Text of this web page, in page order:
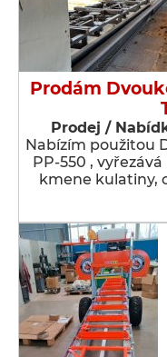
Prodám
Prodej /
Nabízím použitou
PP-550 ,
kmene kulatiny,